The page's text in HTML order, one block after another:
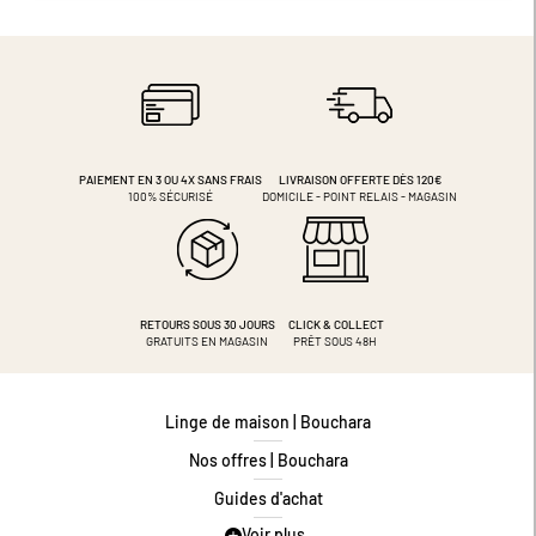
PAIEMENT EN 3 OU 4XSANS FRAIS
100% SÉCURISÉ
LIVRAISON OFFERTE DÈS 120€
DOMICILE - POINT RELAIS - MAGASIN
RETOURS SOUS 30 JOURS
GRATUITS EN MAGASIN
CLICK & COLLECT
PRÊT SOUS 48H
Linge de maison | Bouchara
Nos offres | Bouchara
Guides d'achat